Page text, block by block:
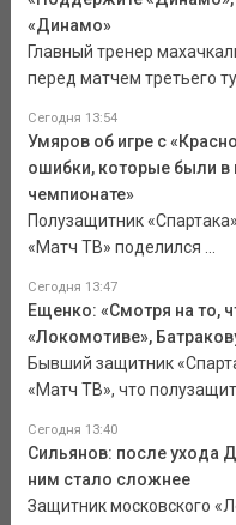
«Динамо»
Главный тренер
перед матчем третьего
Сегодня 13:54
Умяров об игре с
ошибки, которые были
чемпионате»
Полузащитник
«Матч ТВ» поделился ...
Сегодня 13:47
Ещенко: «Смотря на то,
«Локомотиве»,
Бывший защитник
«Матч ТВ», что
Сегодня 13:40
Сильянов: после ухода
ним стало сложнее
Защитник московского